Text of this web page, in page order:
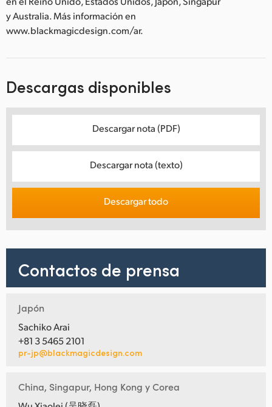
y Australia. Más información en
www.blackmagicdesign.com/ar.
Descargas disponibles
Descargar nota (PDF)
Descargar nota (texto)
Descargar todo
Contactos de prensa
Japón
Sachiko Arai
+81 3 5465 2101
pr-jp@blackmagicdesign.com
China, Singapur, Hong Kong y Corea